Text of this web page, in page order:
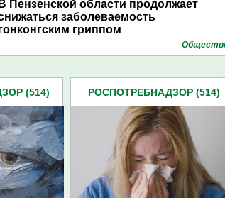
В Пензенской области продолжает
заболеваемость
гриппом
(514) РОСПОТРЕБНАДЗОР (514)